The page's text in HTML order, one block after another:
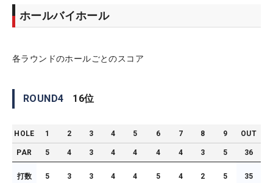
ホールバイホール
各ラウンドのホールごとのスコア
ROUND4 16位
HOLE 1 2 3 4 5 6 7 8 9 OUT
PAR 5 4 3 4 4 4 4 3 5 36
打数 5 3 3 4 4 5 4 2 5 35